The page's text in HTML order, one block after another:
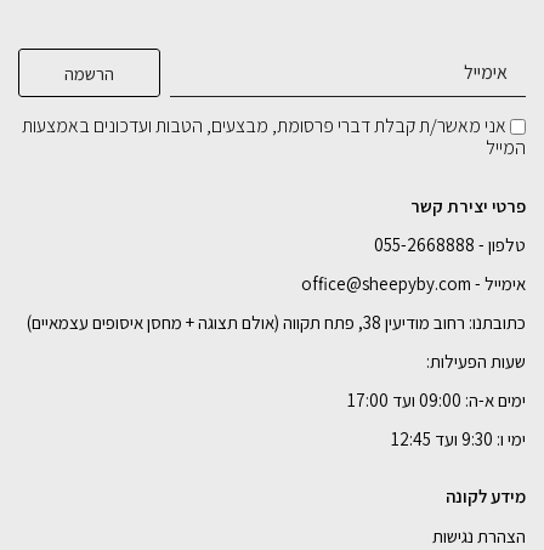
בחירת
בחירת
בחירת
בחירת
אני מאשר/ת קבלת דברי פרסומת, מבצעים, הטבות ועדכונים באמצעות
המייל
פרטי יצירת קשר
טלפון - 055-2668888
אימייל - office@sheepyby.com
כתובתנו: רחוב מודיעין 38, פתח תקווה (אולם תצוגה + מחסן איסופים עצמאיים)
שעות הפעילות:
ימים א-ה: 09:00 ועד 17:00
ימי ו: 9:30 ועד 12:45
מידע לקונה
הצהרת נגישות